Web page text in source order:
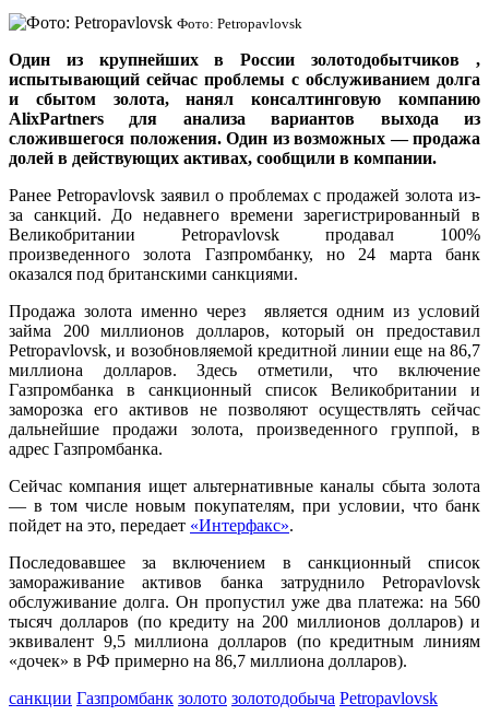
Фото: Petropavlovsk
Один из крупнейших в России золотодобытчиков ,
испытывающий сейчас проблемы с обслуживанием долга
и сбытом золота, нанял консалтинговую компанию
AlixPartners для анализа вариантов выхода из
сложившегося положения. Один из возможных — продажа
долей в действующих активах, сообщили в компании.
Ранее Petropavlovsk заявил о проблемах с продажей золота из-
за санкций. До недавнего времени зарегистрированный в
Великобритании Petropavlovsk продавал 100%
произведенного золота Газпромбанку, но 24 марта банк
оказался под британскими санкциями.
Продажа золота именно через является одним из условий
займа 200 миллионов долларов, который он предоставил
Petropavlovsk, и возобновляемой кредитной линии еще на 86,7
миллиона долларов. Здесь отметили, что включение
Газпромбанка в санкционный список Великобритании и
заморозка его активов не позволяют осуществлять сейчас
дальнейшие продажи золота, произведенного группой, в
адрес Газпромбанка.
Сейчас компания ищет альтернативные каналы сбыта золота
— в том числе новым покупателям, при условии, что банк
пойдет на это, передает «Интерфакс».
Последовавшее за включением в санкционный список
замораживание активов банка затруднило Petropavlovsk
обслуживание долга. Он пропустил уже два платежа: на 560
тысяч долларов (по кредиту на 200 миллионов долларов) и
эквивалент 9,5 миллиона долларов (по кредитным линиям
«дочек» в РФ примерно на 86,7 миллиона долларов).
санкции Газпромбанк золото золотодобыча Petropavlovsk